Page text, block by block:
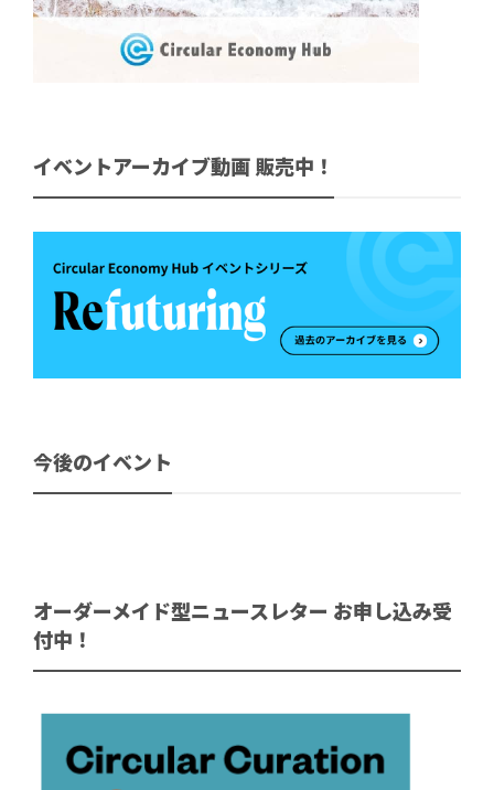
イベントアーカイブ動画 販売中！
今後のイベント
オーダーメイド型ニュースレター お申し込み受
付中！